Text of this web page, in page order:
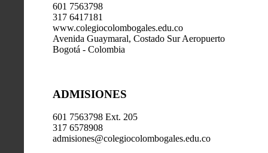
601 7563798
317 6417181
www.colegiocolombogales.edu.co
Avenida Guaymaral, Costado Sur Aeropuerto
Bogotá - Colombia
ADMISIONES
601 7563798 Ext. 205
317 6578908
admisiones@colegiocolombogales.edu.co